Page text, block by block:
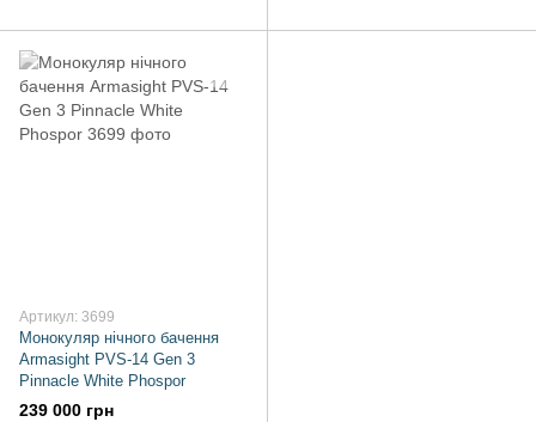
Артикул: 3699
Монокуляр нічного бачення
Armasight PVS-14 Gen 3
Pinnacle White Phospor
239 000 грн